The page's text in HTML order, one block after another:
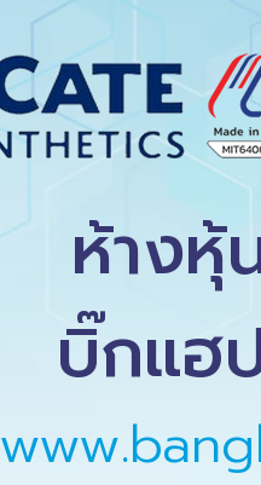
ห้างหุ้
บิ๊กแฮ